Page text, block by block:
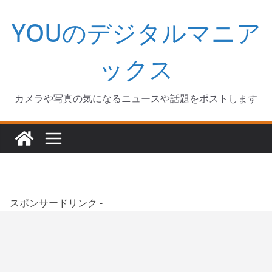
キ
YOUのデジタルマニア
ックス
カメラや写真の気になるニュースや話題をポストします
スポンサードリンク -